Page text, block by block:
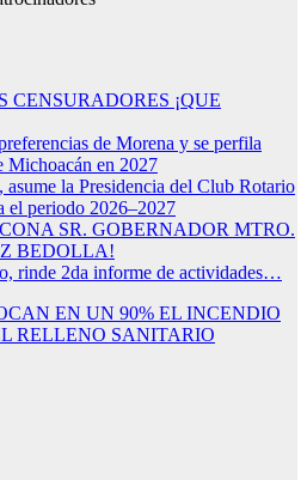
CENSURADORES ¡QUE
de Morena y se perfila
Michoacán en 2027
asume la Presidencia del Club Rotario
el periodo 2026–2027
SR. GOBERNADOR MTRO.
BEDOLLA!
rinde 2da informe de actividades…
EN UN 90% EL INCENDIO
RELLENO SANITARIO